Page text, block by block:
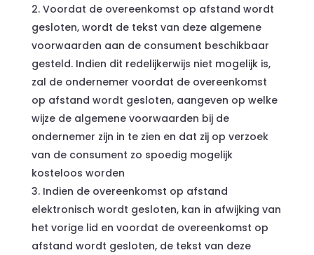
Voordat de overeenkomst op afstand wordt
gesloten, wordt de tekst van deze algemene
voorwaarden aan de consument beschikbaar
gesteld. Indien dit redelijkerwijs niet mogelijk is,
zal de ondernemer voordat de overeenkomst
op afstand wordt gesloten, aangeven op welke
wijze de algemene voorwaarden bij de
ondernemer zijn in te zien en dat zij op verzoek
van de consument zo spoedig mogelijk
kosteloos worden
Indien de overeenkomst op afstand
elektronisch wordt gesloten, kan in afwijking van
het vorige lid en voordat de overeenkomst op
afstand wordt gesloten, de tekst van deze